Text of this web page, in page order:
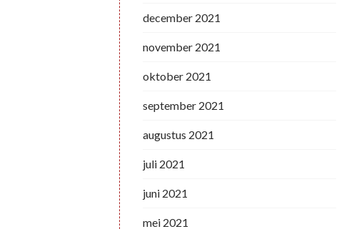
december 2021
november 2021
oktober 2021
september 2021
augustus 2021
juli 2021
juni 2021
mei 2021